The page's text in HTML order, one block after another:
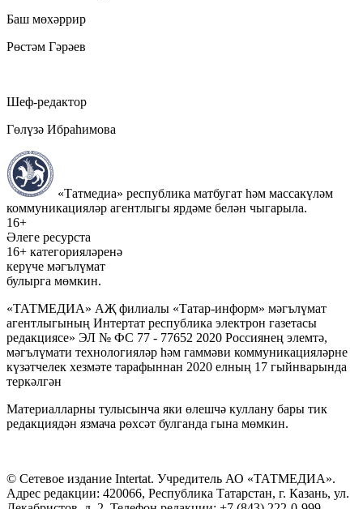
Баш мөхәррир
Рөстәм Гәрәев
Шеф-редактор
Гөлүзә Ибраһимова
«Татмедиа» республика матбугат һәм массакүләм
коммуникацияләр агентлыгы ярдәме белән чыгарыла.
16+
Әлеге ресурста
16+ категорияләренә
керүче мәгълүмат
булырга мөмкин.
«ТАТМЕДИА» АҖ филиалы «Татар-информ» мәгълүмат
агентлыгының Интертат республика электрон газетасы
редакциясе» ЭЛ № ФС 77 - 77652 2020 Россиянең элемтә,
мәгълүмати технологияләр һәм гаммәви коммуникацияләрне
күзәтчелек хезмәте тарафыннан 2020 елның 17 гыйнварында
теркәлгән
Материалларны тулысынча яки өлешчә куллану бары тик
редакциядән язмача рөхсәт булганда гына мөмкин.
© Сетевое издание Intertat. Учредитель АО «ТАТМЕДИА».
Адрес редакции: 420066, Республика Татарстан, г. Казань, ул.